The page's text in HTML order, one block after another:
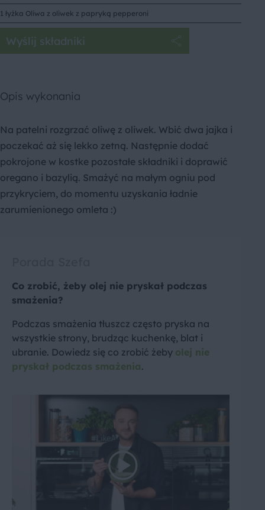
1 łyżka Oliwa z oliwek z papryką pepperoni
Wyślij składniki
Opis wykonania
Na patelni rozgrzać oliwę z oliwek. Wbić dwa jajka i
poczekać aż się lekko zetną. Następnie dodać
pokrojone w kostke pozostałe składniki i doprawić
oregano i bazylią. Smażyć na małym ogniu pod
przykryciem, do momentu uzyskania ładnie
zarumienionego omleta :)
Co zrobić, żeby olej nie pryskał podczas
smażenia?
Podczas smażenia tłuszcz często pryska na
wszystkie strony, brudząc kuchenkę, blat i
ubranie. Dowiedz się co zrobić żeby olej nie
pryskał podczas smażenia.